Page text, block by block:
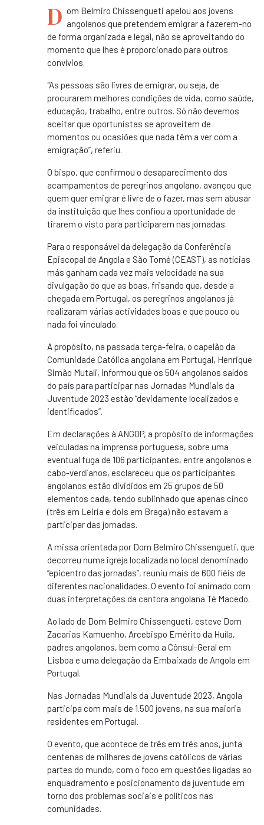
D om Belmiro Chissengueti apelou aos jovens
angolanos que pretendem emigrar a fazerem-no
de forma organizada e legal, não se aproveitando do
momento que lhes é proporcionado para outros
convívios.
"As pessoas são livres de emigrar, ou seja, de
procurarem melhores condições de vida, como saúde,
educação, trabalho, entre outros. Só não devemos
aceitar que oportunistas se aproveitem de
momentos ou ocasiões que nada têm a ver com a
emigração”, referiu.
O bispo, que confirmou o desaparecimento dos
acampamentos de peregrinos angolano, avançou que
quem quer emigrar é livre de o fazer, mas sem abusar
da instituição que lhes confiou a oportunidade de
tirarem o visto para participarem nas jornadas.
Para o responsável da delegação da Conferência
Episcopal de Angola e São Tomé (CEAST), as notícias
más ganham cada vez mais velocidade na sua
divulgação do que as boas, frisando que, desde a
chegada em Portugal, os peregrinos angolanos já
realizaram várias actividades boas e que pouco ou
nada foi vinculado.
A propósito, na passada terça-feira, o capelão da
Comunidade Católica angolana em Portugal, Henrique
Simão Mutali, informou que os 504 angolanos saídos
do país para participar nas Jornadas Mundiais da
Juventude 2023 estão “devidamente localizados e
identificados”.
Em declarações à ANGOP, a propósito de informações
veiculadas na imprensa portuguesa, sobre uma
eventual fuga de 106 participantes, entre angolanos e
cabo-verdianos, esclareceu que os participantes
angolanos estão divididos em 25 grupos de 50
elementos cada, tendo sublinhado que apenas cinco
(três em Leiria e dois em Braga) não estavam a
participar das jornadas.
A missa orientada por Dom Belmiro Chissengueti, que
decorreu numa igreja localizada no local denominado
“epicentro das jornadas”, reuniu mais de 600 fiéis de
diferentes nacionalidades. O evento foi animado com
duas interpretações da cantora angolana Té Macedo.
Ao lado de Dom Belmiro Chissengueti, esteve Dom
Zacarias Kamuenho, Arcebispo Emérito da Huíla,
padres angolanos, bem como a Cônsul-Geral em
Lisboa e uma delegação da Embaixada de Angola em
Portugal.
Nas Jornadas Mundiais da Juventude 2023, Angola
participa com mais de 1.500 jovens, na sua maioria
residentes em Portugal.
O evento, que acontece de três em três anos, junta
centenas de milhares de jovens católicos de várias
partes do mundo, com o foco em questões ligadas ao
enquadramento e posicionamento da juventude em
torno dos problemas sociais e políticos nas
comunidades.